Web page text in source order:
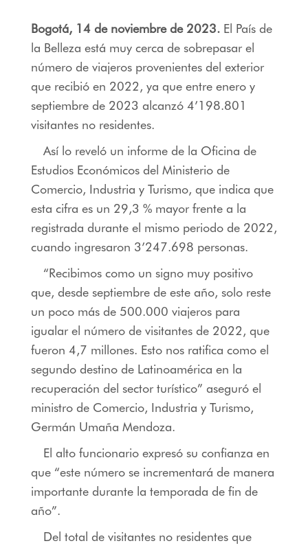
Bogotá, 14 de noviembre de 2023. El País de
la Belleza está muy cerca de sobrepasar el
número de viajeros provenientes del exterior
que recibió en 2022, ya que entre enero y
septiembre de 2023 alcanzó 4’198.801
visitantes no residentes.
Así lo reveló un informe de la Oficina de
Estudios Económicos del Ministerio de
Comercio, Industria y Turismo, que indica que
esta cifra es un 29,3 % mayor frente a la
registrada durante el mismo periodo de 2022,
cuando ingresaron 3’247.698 personas.
“Recibimos como un signo muy positivo
que, desde septiembre de este año, solo reste
un poco más de 500.000 viajeros para
igualar el número de visitantes de 2022, que
fueron 4,7 millones. Esto nos ratifica como el
segundo destino de Latinoamérica en la
recuperación del sector turístico” aseguró el
ministro de Comercio, Industria y Turismo,
Germán Umaña Mendoza.
El alto funcionario expresó su confianza en
que “este número se incrementará de manera
importante durante la temporada de fin de
año”.
Del total de visitantes no residentes que